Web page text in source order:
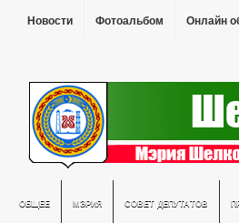
Новости Фотоальбом Онлайн
ОБЩЕЕ МЭРИЯ СОВЕТ ДЕПУТАТОВ